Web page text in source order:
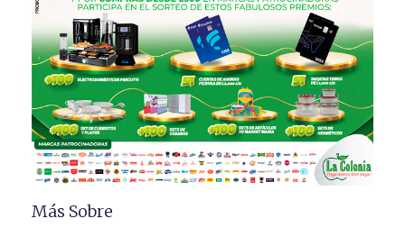
Más Sobre